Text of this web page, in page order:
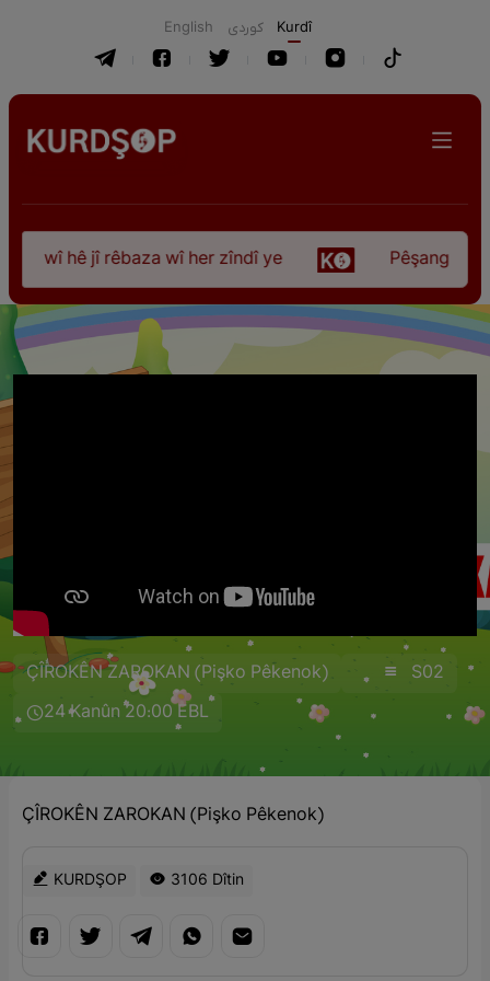
English كوردی Kurdî
wî hê jî rêbaza wî her zîndî ye Pêşangeha
ÇÎROKÊN ZAROKAN (Pişko Pêkenok)
S02
24 Kanûn 20:00 EBL
ÇÎROKÊN ZAROKAN (Pişko Pêkenok)
KURDŞOP 3106 Dîtin